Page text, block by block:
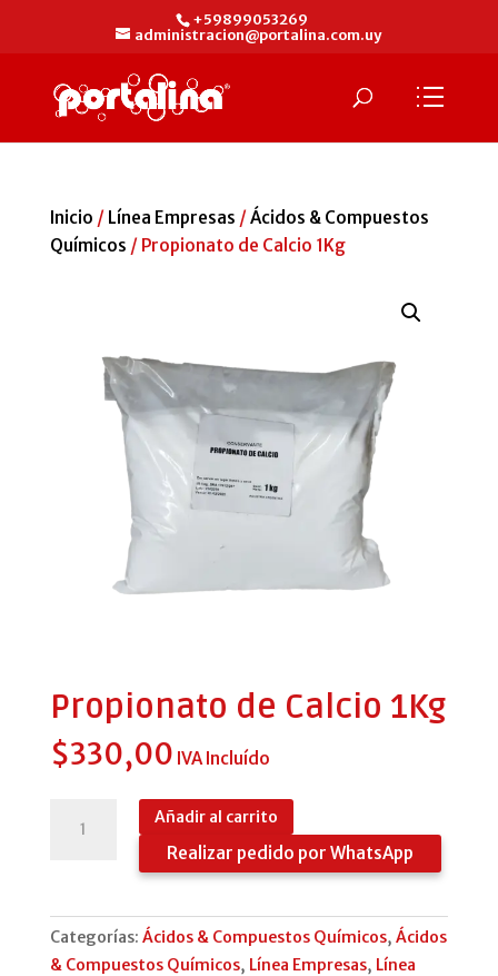
+59899053269
administracion@portalina.com.uy
Inicio / Línea Empresas /Ácidos & Compuestos
Químicos / Propionato de Calcio 1Kg
Propionato de Calcio 1Kg
$330,00 IVA Incluído
cantidad
Añadir al carrito
Realizar pedido por WhatsApp
Categorías: Ácidos & Compuestos Químicos, Ácidos
& Compuestos Químicos, Línea Empresas, Línea